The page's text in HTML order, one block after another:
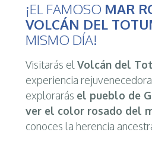
¡EL FAMOSO MAR
VOLCÁN DEL
MISMO DÍA!
Visitarás el Volcán del
experiencia
explorarás el pueblo de
ver el color rosado del
conoces la herencia